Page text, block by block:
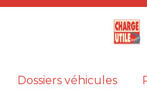
Dossiers véhicules